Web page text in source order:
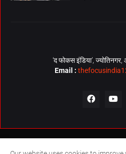
‘द फोकस इंडिया’, ज्योतिनगर,
Email :
About Us Contact Us